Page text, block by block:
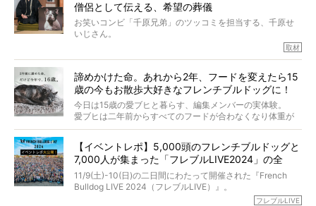
犬の旅立ちや供養についてインタビュー。
インタビュアー兼対談相手は、大の犬好きで心霊分野の知
識にも長けているPELIさん。
「愛犬が旅立ったあと、ベッドやおもちゃはどうすればい
くれる？」
さらには、霊感がない人でも愛犬が成仏したことを知る方
法まで。
お笑い芸人だからこそ暗くなりすぎない、むしろ心がスッ
と軽くなる。
永久保存版のスペシャル対談です！
僧侶として伝える、希望の葬儀
お笑いコンビ「千原兄弟」のツッコミを担当する、千原せ
いじさん。
た。
僧侶としての名は「靖賢（せいけん）」。
当時54歳という年齢にして、なぜ動物専門僧侶という道を
選んだのか。
また、愛犬の旅立ちとどのように向き合うべきなのか。
た。
取材
諦めかけた命。あれから2年、フードを変えたら15
歳の今もお散歩大好きなフレンチブルドッグに！
今日は15歳の愛ブヒと暮らす、編集メンバーの実体験。
愛ブヒは二年前からすべてのフードが合わなくなり体重が
激減。検査をしても異常はなく「年齢のせいですね…」と言
もう諦めるしかないのかな…そんなとき、我が家に届いたの
が「THE fu-do(ザ・フード)」の試食品でした。
そして「THE fu-do(ザ・フード)」を食べつづけて二年、愛
ブヒは15歳になり、今も元気にお散歩をしています。
今回は、二年前の絶望から今までを包み隠さず、時系列で
【イベントレポ】5,000頭のフレンチブルドッグと
7,000人が集まった「フレブルLIVE2024」の全
貌！
11/9(土)-10(日)の二日間にわたって開催された『French
Bulldog LIVE 2024（フレブルLIVE）』。
今年はのべ5,000頭のフレンチブルドッグと7,000人のフレ
フレブルLIVE